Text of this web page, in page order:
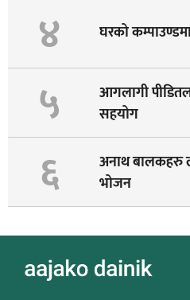
४ घरको
५
आगलागी
सहयोग
६
अनाथ बालकहरु
भोजन